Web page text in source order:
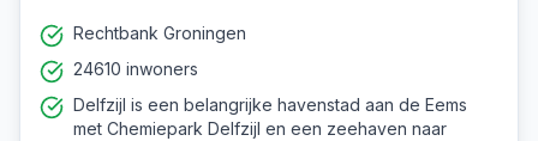
Rechtbank Groningen
24610 inwoners
Delfzijl is een belangrijke havenstad aan de Eems
met Chemiepark Delfzijl en een zeehaven naar